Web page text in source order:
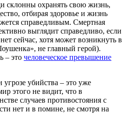
склонны охранять свою жизнь,
отбирая здоровье и жизнь
справедливым. Смертная
выглядит справедливо, если
сейчас, хотя может возникнуть в
не главный герой).
– это человеческое превышение
убийства – это уже
этого не видит, что в
случаев противостояния с
нет и в помине, не смотря на